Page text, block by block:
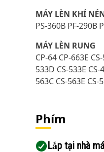
MÁY LÈN KHÍ
PS-360B PF-290B
MÁY LÈN RUNG
CP-64 CP-663E
533D CS-533E CS-
563C CS-563E CS-
Phím
Lắp tại nhà